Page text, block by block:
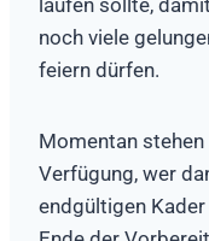
laufen sollte,
noch viele
feiern dürfen.
Momentan
Verfügung, wer
endgültigen